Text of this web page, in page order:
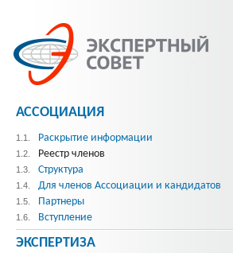
АССОЦИАЦИЯ
1.1. Раскрытие информации
1.2. Реестр членов
1.3. Структура
1.4. Для членов Ассоциации и кандидатов
1.5. Партнеры
1.6. Вступление
ЭКСПЕРТИЗА